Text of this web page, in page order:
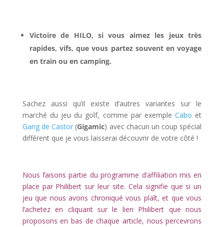
Victoire de HILO, si vous aimez les jeux très
rapides, vifs, que vous partez souvent en voyage
en train ou en camping.
Sachez aussi qu’il existe d’autres variantes sur le
marché du jeu du golf, comme par exempleCabo et
Gang de Castor (Gigamic) avec chacun un coup spécial
différent que je vous laisserai découvrir de votre côté !
Nous faisons partie du programme d’affiliation mis en
place par Philibert sur leur site. Cela signifie que si un
jeu que nous avons chroniqué vous plaît, et que vous
l’achetez en cliquant sur le lien Philibert que nous
proposons en bas de chaque article, nous percevrons